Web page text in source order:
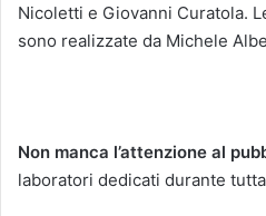
Nicoletti e Giovanni Curatola.
sono realizzate da Michele
Non manca l’attenzione al
laboratori dedicati durante